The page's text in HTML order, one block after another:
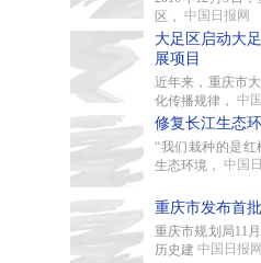
区， 中国日报网
大足区启动大
展项目
近年来，重庆市
化传播规律， 中
修复长江生态
“我们栽种的是
生态环境， 中国
重庆市发布首
重庆市规划局11
历史建 中国日报网